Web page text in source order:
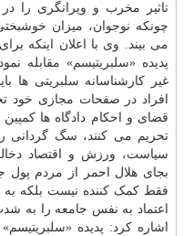
تاثیر مخرب و ویرانگری را
چونکه نوجوان، میزان
می بیند. وی با اعلان اینکه
پدیده «سلبریتیسم» مقابله
غیر کارشناسانه سلبریتی ها
افراد در صفحات مجازی خود
قضای و احکام دادگاه ها
تحریم می کنند، سگ گردانی
سیاست، ورزش و اقتصاد
بجای هلال احمر از مردم
فقط کمک کننده نیست بلکه به
اعتماد به نفس جامعه را به
اشاره کرد: پدیده